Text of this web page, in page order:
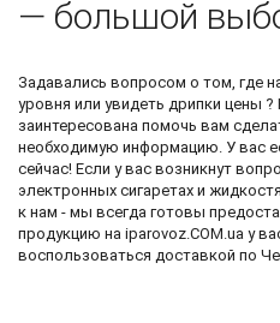
— большой
Задавались вопросом о том, где
уровня или увидеть дрипки цены ?
заинтересована помочь вам
необходимую информацию. У вас
сейчас! Если у вас возникнут
электронных сигаретах и
к нам - мы всегда готовы
продукцию на iparovoz.COM.ua у
воспользоваться доставкой по